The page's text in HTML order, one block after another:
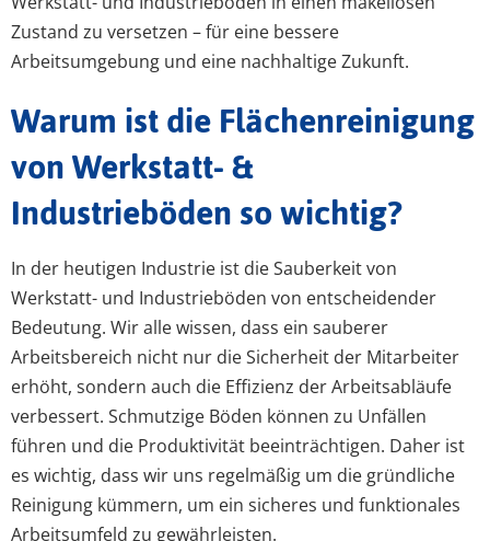
Zustand zu versetzen – für eine bessere
Arbeitsumgebung und eine nachhaltige Zukunft.
Warum ist die Flächenreinigung
von Werkstatt- &
Industrieböden so wichtig?
In der heutigen Industrie ist die Sauberkeit von
Werkstatt- und Industrieböden von entscheidender
Bedeutung. Wir alle wissen, dass ein sauberer
Arbeitsbereich nicht nur die Sicherheit der Mitarbeiter
erhöht, sondern auch die Effizienz der Arbeitsabläufe
verbessert. Schmutzige Böden können zu Unfällen
führen und die Produktivität beeinträchtigen. Daher ist
es wichtig, dass wir uns regelmäßig um die gründliche
Reinigung kümmern, um ein sicheres und funktionales
Arbeitsumfeld zu gewährleisten.